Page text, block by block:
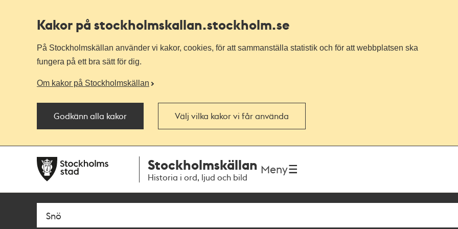
Kakor på stockholmskallan.stockholm.se
På Stockholmskällan använder vi kakor, cookies, för att sammanställa statistik och för att webbplatsen ska
fungera på ett bra sätt för dig.
Om kakor på Stockholmskällan
Godkänn alla kakor Välj vilka kakor vi får använda
navigationen
huvudinnehållet
Stockholmskällan
Historia i ord, ljud och bild
Meny
Sök